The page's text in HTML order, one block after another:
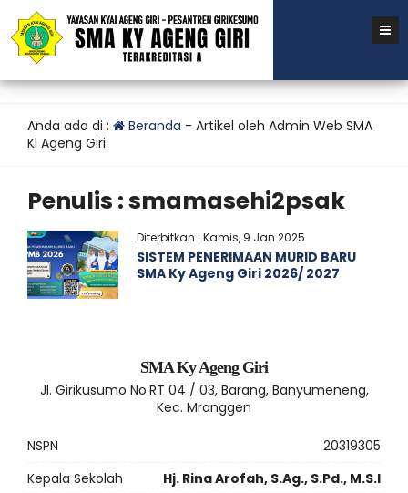
Anda ada di : Beranda - Artikel oleh Admin Web SMA
Ki Ageng Giri
Penulis : smamasehi2psak
Diterbitkan : Kamis, 9 Jan 2025
SISTEM PENERIMAAN MURID BARU
SMA Ky Ageng Giri 2026/ 2027
SMA Ky Ageng Giri
Jl. Girikusumo No.RT 04 / 03, Barang, Banyumeneng,
Kec. Mranggen
NSPN
20319305
Kepala Sekolah
Hj. Rina Arofah, S.Ag., S.Pd., M.S.I